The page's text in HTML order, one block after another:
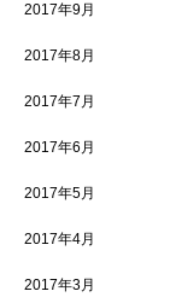
2017年9月
2017年8月
2017年7月
2017年6月
2017年5月
2017年4月
2017年3月